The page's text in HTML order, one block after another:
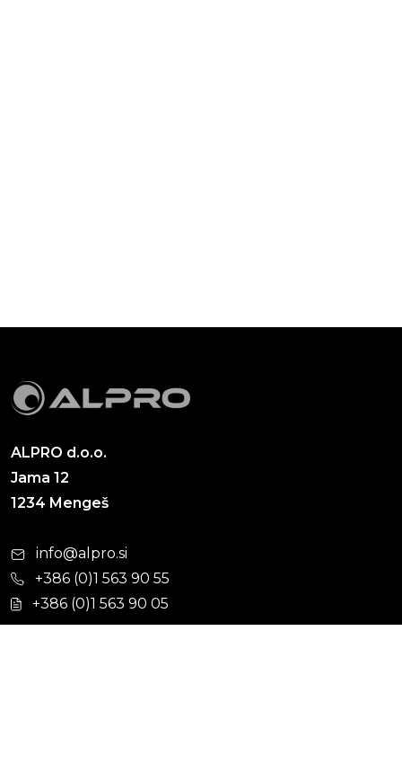
ALPRO d.o.o.
Jama 12
1234 Mengeš
info@alpro.si
+386 (0)1 563 90 55
+386 (0)1 563 90 05